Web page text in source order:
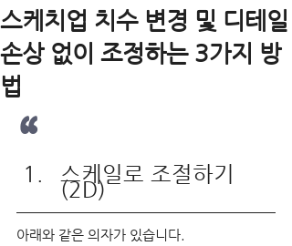
스케치업 치수 변경 및 디테일
손상 없이 조정하는 3가지 방
법
“ 스케일로 조절하기
(2D)
아래와 같은 의자가 있습니다.